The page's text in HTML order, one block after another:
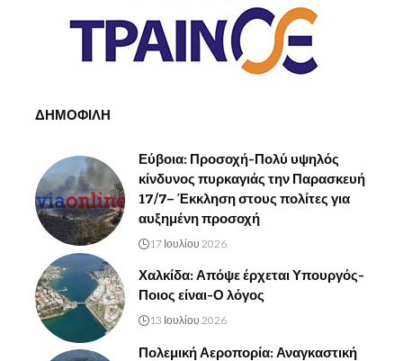
ΔΗΜΟΦΙΛΗ
Εύβοια: Προσοχή-Πολύ υψηλός
κίνδυνος πυρκαγιάς την Παρασκευή
17/7– Έκκληση στους πολίτες για
αυξημένη προσοχή
17 Ιουλίου 2026
Χαλκίδα: Απόψε έρχεται Υπουργός-
Ποιος είναι-Ο λόγος
13 Ιουλίου 2026
Πολεμική Αεροπορία: Αναγκαστική